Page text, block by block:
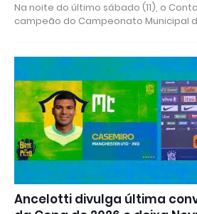
Na noite do último sábado (11), o
campeão do Campeonato Municipal
Ancelotti divulga última